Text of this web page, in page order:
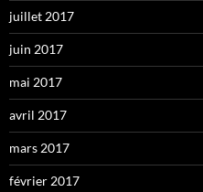
juillet 2017
juin 2017
mai 2017
avril 2017
mars 2017
février 2017